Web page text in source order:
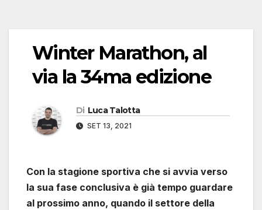
Winter Marathon, al
via la 34ma edizione
Di Luca Talotta
SET 13, 2021
Con la stagione sportiva che si avvia verso
la sua fase conclusiva è già tempo guardare
al prossimo anno, quando il settore della